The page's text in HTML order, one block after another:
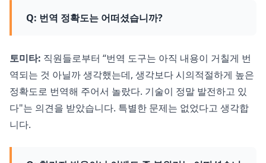
Q: 번역 정확도는 어떠셨습니까?
토미타: 직원들로부터 “번역 도구는 아직 내용이 거칠게 번
역되는 것 아닐까 생각했는데, 생각보다 시의적절하게 높은
정확도로 번역해 주어서 놀랐다. 기술이 정말 발전하고 있
다"는 의견을 받았습니다. 특별한 문제는 없었다고 생각합
니다.